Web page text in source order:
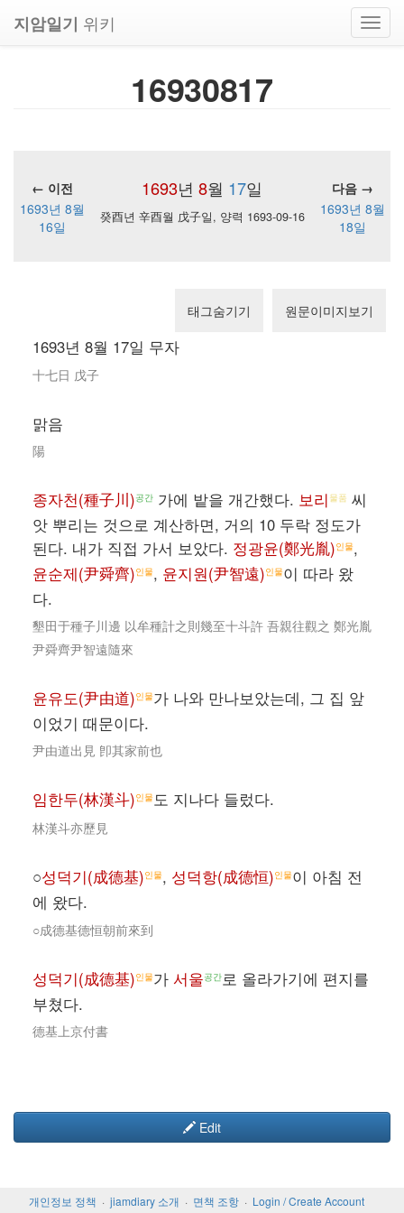
지암일기 위키
16930817
1693년 8월 17일
← 이전
다음 →
1693년 8월
16일
癸酉년 辛酉월 戊子일, 양력 1693-09-16
1693년 8월
18일
태그숨기기 원문이미지보기
1693년 8월 17일 무자
十七日 戊子
맑음
陽
종자천(種子川)공간 가에 밭을 개간했다. 보리 물품 씨
앗 뿌리는 것으로 계산하면, 거의 10 두락 정도가
된다. 내가 직접 가서 보았다. 정광윤(鄭光胤)인물,
윤순제(尹舜齊)인물, 윤지원(尹智遠)인물이 따라 왔
다.
墾田于種子川邊 以牟種計之則幾至十斗許 吾親往觀之 鄭光胤
尹舜齊尹智遠隨來
윤유도(尹由道)인물가 나와 만나보았는데, 그 집 앞
이었기 때문이다.
尹由道出見 卽其家前也
임한두(林漢斗)인물도 지나다 들렀다.
林漢斗亦歷見
○성덕기(成德基)인물, 성덕항(成德恒)인물이 아침 전
에 왔다.
○成德基德恒朝前來到
성덕기(成德基)인물가 서울공간 로 올라가기에 편지를
부쳤다.
德基上京付書
Edit
개인정보 정책 jiamdiary 소개 면책 조항
Login / Create Account